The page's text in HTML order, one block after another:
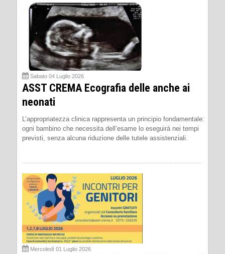
Sabato 04 Luglio 2026
ASST CREMA Ecografia delle anche ai
neonati
L’appropriatezza clinica rappresenta un principio fondamentale:
ogni bambino che necessita dell’esame lo eseguirà nei tempi
previsti, senza alcuna riduzione delle tutele assistenziali.
Mercoledì 01 Luglio 2026